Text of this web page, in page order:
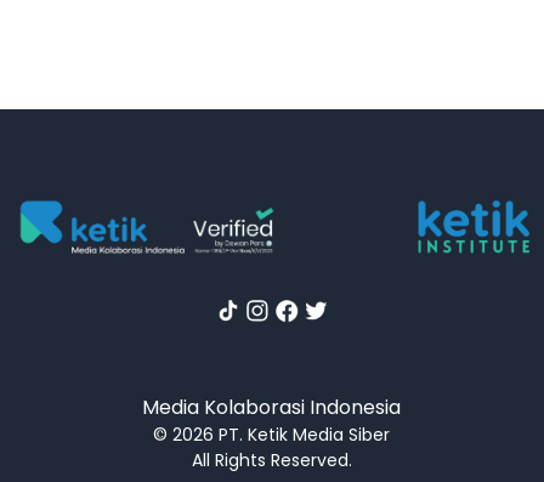
Media Kolaborasi Indonesia
© 2026 PT. Ketik Media Siber
All Rights Reserved.